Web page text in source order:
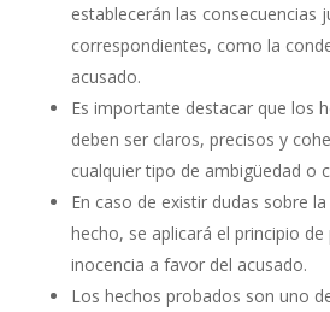
establecerán las consecuencias
correspondientes, como la
acusado.
Es importante destacar que los
deben ser claros, precisos y
cualquier tipo de ambigüedad o
En caso de existir dudas sobre
hecho, se aplicará el principio de
inocencia a favor del acusado.
Los hechos probados son uno